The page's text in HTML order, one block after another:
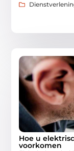
Hoe u
voorkomen